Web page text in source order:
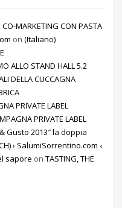
CO-MARKETING CON PASTA
on (Italiano)
ALLO STAND HALL 5.2
DELLA CUCCAGNA
PRIVATE LABEL
PRIVATE LABEL
Gusto 2013″ la doppia
› SalumiSorrentino.com ‹
sapore on TASTING, THE